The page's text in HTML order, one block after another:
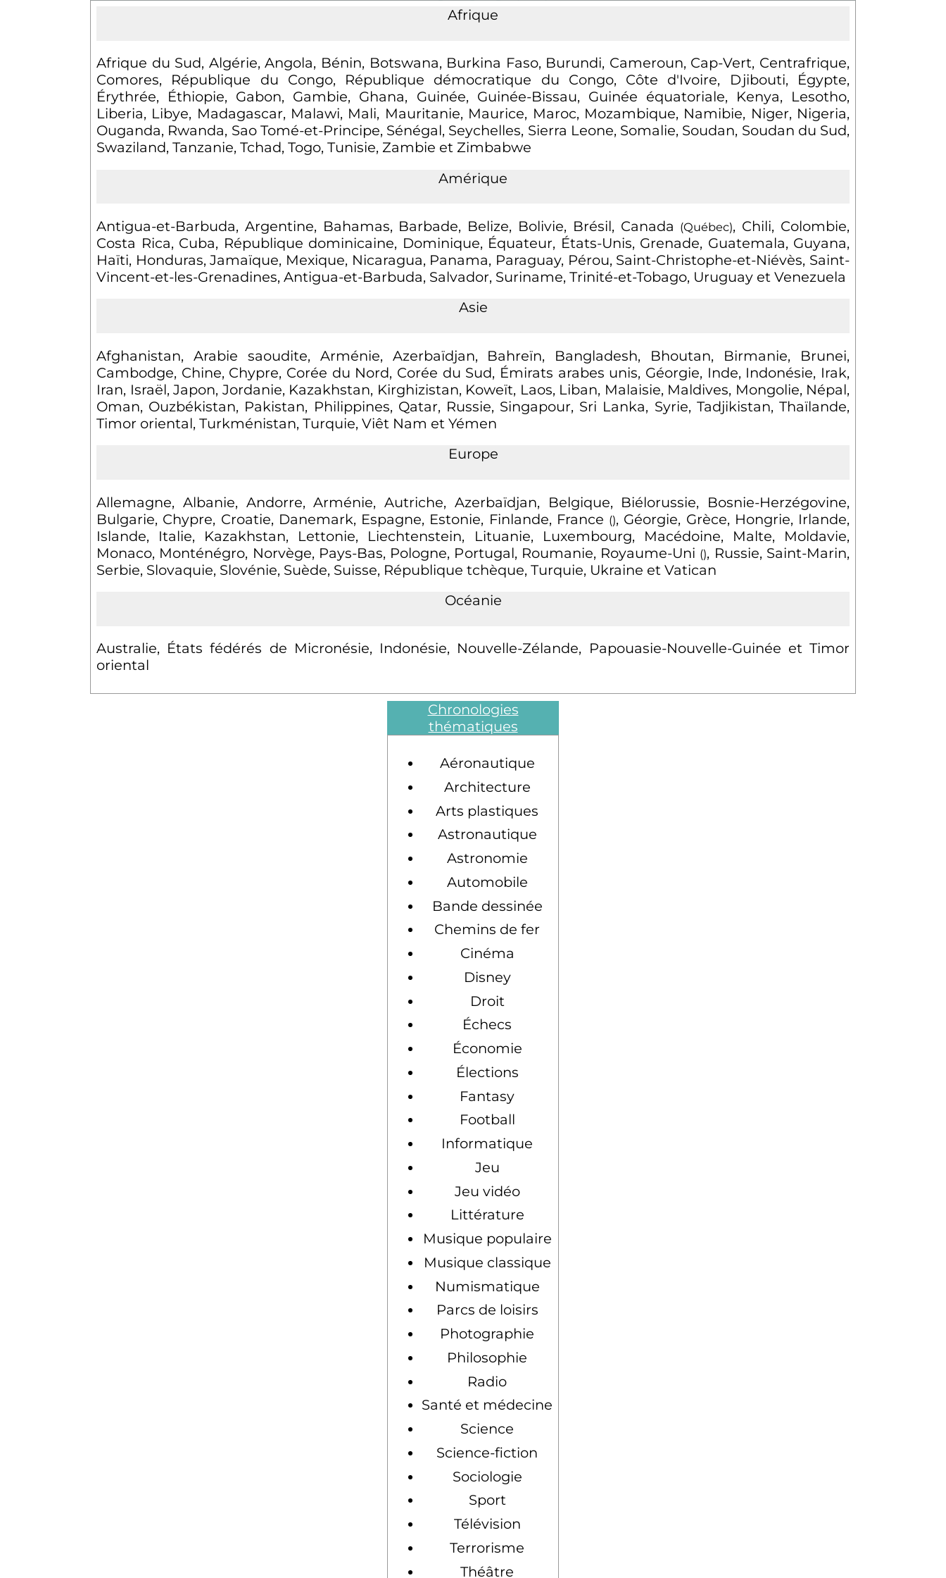
Afrique
Afrique du Sud, Algérie, Angola, Bénin, Botswana, Burkina Faso, Burundi, Cameroun, Cap-Vert, Centrafrique,
Comores, République du Congo, République démocratique du Congo, Côte d'Ivoire, Djibouti, Égypte,
Érythrée, Éthiopie, Gabon, Gambie, Ghana, Guinée, Guinée-Bissau, Guinée équatoriale, Kenya, Lesotho,
Liberia, Libye, Madagascar, Malawi, Mali, Mauritanie, Maurice, Maroc, Mozambique, Namibie, Niger, Nigeria,
Ouganda, Rwanda, Sao Tomé-et-Principe, Sénégal, Seychelles, Sierra Leone, Somalie, Soudan, Soudan du Sud,
Swaziland, Tanzanie, Tchad, Togo, Tunisie, Zambie et Zimbabwe
Amérique
Antigua-et-Barbuda, Argentine, Bahamas, Barbade, Belize, Bolivie, Brésil, Canada (Québec), Chili, Colombie,
Costa Rica, Cuba, République dominicaine, Dominique, Équateur, États-Unis, Grenade, Guatemala, Guyana,
Haïti, Honduras, Jamaïque, Mexique, Nicaragua, Panama, Paraguay, Pérou, Saint-Christophe-et-Niévès, Saint-
Vincent-et-les-Grenadines, Antigua-et-Barbuda, Salvador, Suriname, Trinité-et-Tobago, Uruguay et Venezuela
Asie
Afghanistan, Arabie saoudite, Arménie, Azerbaïdjan, Bahreïn, Bangladesh, Bhoutan, Birmanie, Brunei,
Cambodge, Chine, Chypre, Corée du Nord, Corée du Sud, Émirats arabes unis, Géorgie, Inde, Indonésie, Irak,
Iran, Israël, Japon, Jordanie, Kazakhstan, Kirghizistan, Koweït, Laos, Liban, Malaisie, Maldives, Mongolie, Népal,
Oman, Ouzbékistan, Pakistan, Philippines, Qatar, Russie, Singapour, Sri Lanka, Syrie, Tadjikistan, Thaïlande,
Timor oriental, Turkménistan, Turquie, Viêt Nam et Yémen
Europe
Allemagne, Albanie, Andorre, Arménie, Autriche, Azerbaïdjan, Belgique, Biélorussie, Bosnie-Herzégovine,
Bulgarie, Chypre, Croatie, Danemark, Espagne, Estonie, Finlande, France (), Géorgie, Grèce, Hongrie, Irlande,
Islande, Italie, Kazakhstan, Lettonie, Liechtenstein, Lituanie, Luxembourg, Macédoine, Malte, Moldavie,
Monaco, Monténégro, Norvège, Pays-Bas, Pologne, Portugal, Roumanie, Royaume-Uni (), Russie, Saint-Marin,
Serbie, Slovaquie, Slovénie, Suède, Suisse, République tchèque, Turquie, Ukraine et Vatican
Océanie
Australie, États fédérés de Micronésie, Indonésie, Nouvelle-Zélande, Papouasie-Nouvelle-Guinée et Timor
oriental
Chronologies
thématiques
Aéronautique
Architecture
Arts plastiques
Astronautique
Astronomie
Automobile
Bande dessinée
Chemins de fer
Cinéma
Disney
Droit
Échecs
Économie
Élections
Fantasy
Football
Informatique
Jeu
Jeu vidéo
Littérature
Musique populaire
Musique classique
Numismatique
Parcs de loisirs
Photographie
Philosophie
Radio
Santé et médecine
Science
Science-fiction
Sociologie
Sport
Télévision
Terrorisme
Théâtre